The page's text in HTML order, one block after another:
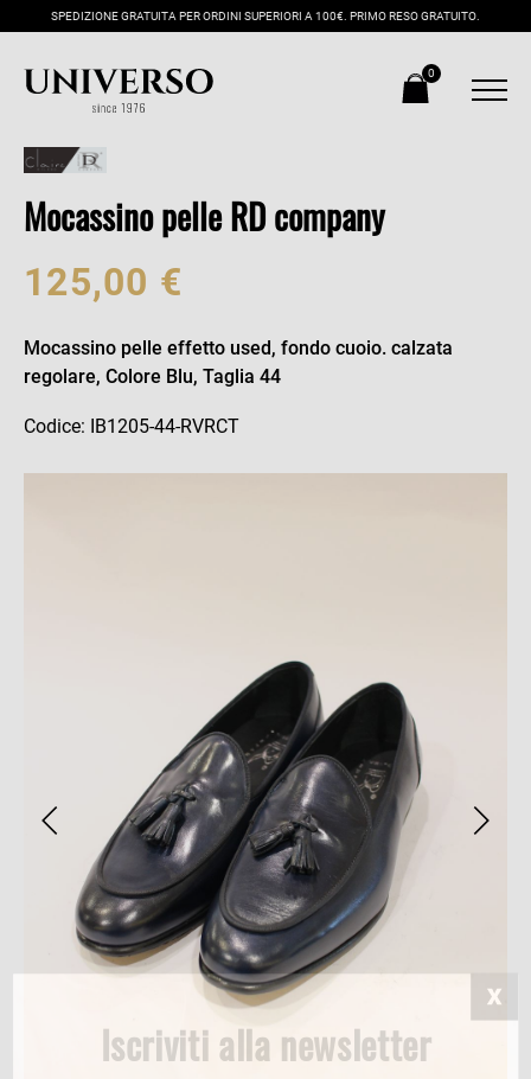
SPEDIZIONE GRATUITA PER ORDINI SUPERIORI A 100€. PRIMO RESO GRATUITO.
0
Mocassino pelle RD company
125,00 €
Mocassino pelle effetto used, fondo cuoio. calzata
regolare, Colore Blu, Taglia 44
Codice: IB1205-44-RVRCT
Iscriviti alla newsletter